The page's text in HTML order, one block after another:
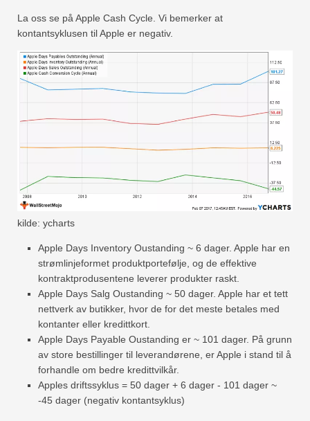
La oss se på Apple Cash Cycle. Vi bemerker at
kontantsyklusen til Apple er negativ.
kilde: ycharts
Apple Days Inventory Oustanding ~ 6 dager. Apple har en
strømlinjeformet produktportefølje, og de effektive
kontraktprodusentene leverer produkter raskt.
Apple Days Salg Oustanding ~ 50 dager. Apple har et tett
nettverk av butikker, hvor de for det meste betales med
kontanter eller kredittkort.
Apple Days Payable Oustanding er ~ 101 dager. På grunn
av store bestillinger til leverandørene, er Apple i stand til å
forhandle om bedre kredittvilkår.
Apples driftssyklus = 50 dager + 6 dager - 101 dager ~
-45 dager (negativ kontantsyklus)